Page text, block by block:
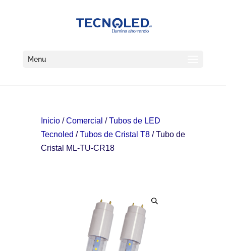
Menu
Inicio/Comercial /Tubos de LED
Tecnoled /Tubos de Cristal T8/ Tubo de
Cristal ML-TU-CR18